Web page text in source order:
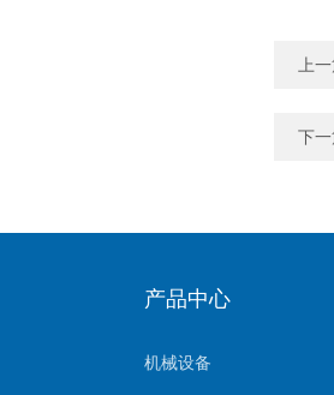
上
下一
产品中心
机械设备